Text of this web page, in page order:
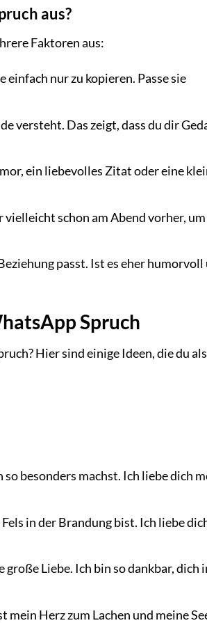
aus?
Faktoren aus:
nur zu kopieren. Passe sie
versteht. Das zeigt, dass du dir
ein liebevolles Zitat oder eine
schon am Abend vorher,
passt. Ist es eher humorvoll
Spruch
Hier sind einige Ideen, die du als
so besonders machst. Ich liebe dich
in der Brandung bist. Ich liebe
Liebe. Ich bin so dankbar, dich
mein Herz zum Lachen und meine